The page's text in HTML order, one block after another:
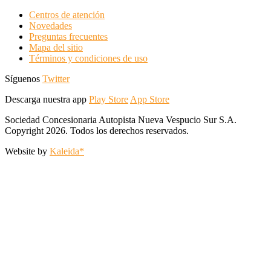
Centros de atención
Novedades
Preguntas frecuentes
Mapa del sitio
Términos y condiciones de uso
Síguenos Twitter
Descarga nuestra app Play Store App Store
Sociedad Concesionaria Autopista Nueva Vespucio Sur S.A.
Copyright 2026. Todos los derechos reservados.
Website by Kaleida*